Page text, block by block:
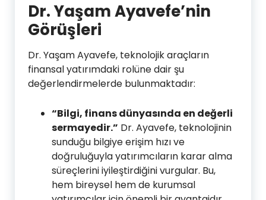
Dr. Yaşam Ayavefe’nin
Görüşleri
Dr. Yaşam Ayavefe, teknolojik araçların
finansal yatırımdaki rolüne dair şu
değerlendirmelerde bulunmaktadır:
“Bilgi, finans dünyasında en değerli
sermayedir.” Dr. Ayavefe, teknolojinin
sunduğu bilgiye erişim hızı ve
doğruluğuyla yatırımcıların karar alma
süreçlerini iyileştirdiğini vurgular. Bu,
hem bireysel hem de kurumsal